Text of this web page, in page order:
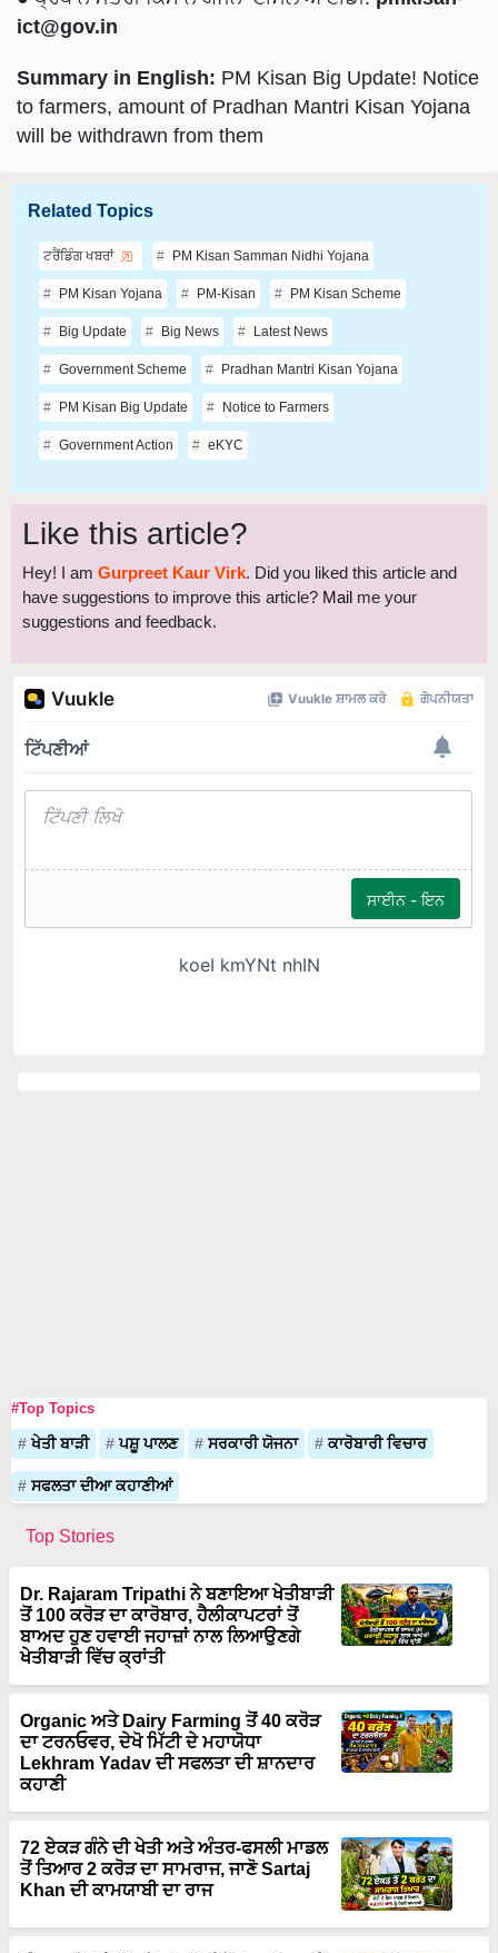
ict@gov.in
Summary in English: PM Kisan Big Update! Notice
to farmers, amount of Pradhan Mantri Kisan Yojana
will be withdrawn from them
Related Topics
ਟਰੈਂਡਿੰਗ ਖਬਰਾਂ PM Kisan Samman Nidhi Yojana
PM Kisan Yojana PM-Kisan PM Kisan Scheme
Big Update Big News Latest News
Government Scheme Pradhan Mantri Kisan Yojana
PM Kisan Big Update Notice to Farmers
Government Action eKYC
Like this article?
Hey! I am Gurpreet Kaur Virk. Did you liked this article and
have suggestions to improve this article? Mail me your
suggestions and feedback.
#Top Topics
ਖੇਤੀ ਬਾੜੀ ਪਸ਼ੂ ਪਾਲਣ ਸਰਕਾਰੀ ਯੋਜਨਾ ਕਾਰੋਬਾਰੀ ਵਿਚਾਰ
ਸਫਲਤਾ ਦੀਆ ਕਹਾਣੀਆਂ
Top Stories
Dr. Rajaram Tripathi ਨੇ ਬਣਾਇਆ ਖੇਤੀਬਾੜੀ
ਤੋਂ 100 ਕਰੋੜ ਦਾ ਕਾਰੋਬਾਰ, ਹੈਲੀਕਾਪਟਰਾਂ ਤੋਂ
ਬਾਅਦ ਹੁਣ ਹਵਾਈ ਜਹਾਜ਼ਾਂ ਨਾਲ ਲਿਆਉਣਗੇ
ਖੇਤੀਬਾੜੀ ਵਿੱਚ ਕ੍ਰਾਂਤੀ
Organic ਅਤੇ Dairy Farming ਤੋਂ 40 ਕਰੋੜ
ਦਾ ਟਰਨਓਵਰ, ਦੇਖੋ ਮਿੱਟੀ ਦੇ ਮਹਾਯੋਧਾ
Lekhram Yadav ਦੀ ਸਫਲਤਾ ਦੀ ਸ਼ਾਨਦਾਰ
ਕਹਾਣੀ
72 ਏਕੜ ਗੰਨੇ ਦੀ ਖੇਤੀ ਅਤੇ ਅੰਤਰ-ਫਸਲੀ ਮਾਡਲ
ਤੋਂ ਤਿਆਰ 2 ਕਰੋੜ ਦਾ ਸਾਮਰਾਜ, ਜਾਣੋ Sartaj
Khan ਦੀ ਕਾਮਯਾਬੀ ਦਾ ਰਾਜ